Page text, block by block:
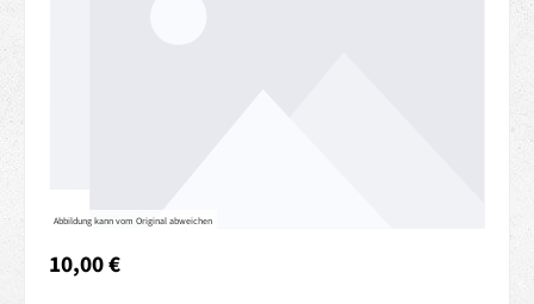
Abbildung kann vom Original abweichen
Regulärer Preis:
10,00 €